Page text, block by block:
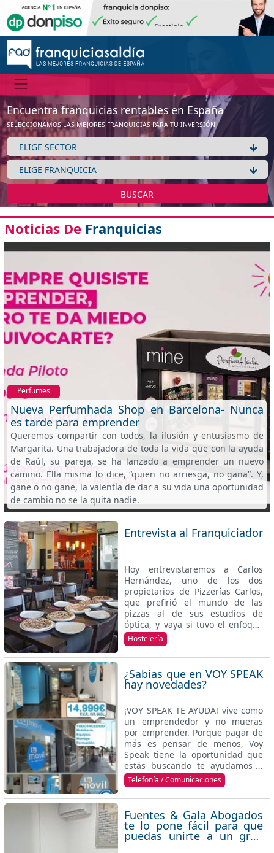
Encuentra franquicias rentables en España
SELECCIONAMOS LAS MEJORES FRANQUICIAS PARA TU INVERSIÓN
BUSCAR
Noticias De Franquicias
Perfumes
Nueva Perfumhada Shop en Barcelona- Nunca
es tarde para emprender
Queremos compartir con todos, la ilusión y entusiasmo de
Margarita. Una trabajadora de toda la vida que con la ayuda
de Raúl, su pareja, se ha lanzado a emprender un nuevo
camino. Ella misma lo dice, “quien no arriesga, no gana”. Y,
gane o no gane, la valentía de dar a su vida una oportunidad
de cambio no se la quita nadie.
Entrevista al Franquiciador
Hoy entrevistaremos a Carlos
Hernández, uno de los dos
propietarios de Pizzerías Carlos,
que prefirió el mundo de las
pizzas al de sus estudios de
óptica, y vaya si tuvo el enfoque
correcto.
Hostelería
¿Sabías que en VOY SPEAK
hay novedades?
¡VOY SPEAK TE AYUDA! vive como
un emprendedor y no mueras
por emprender. Porque pagar de
más es pensar de menos, Voy
Speak tiene la oportunidad que
estás buscando te ayudamos a
montar la tienda sin entrada o
sea a 0€ sin necesidad de
meterte en una inversión alta.
Además, te ayudamos a montar
la tienda dándote el 100% de la
inversión para que la pagues en
cómodas cuotas. Con todas estas
Telefonía / Comunicaciones
Fuentes & Gala Abogados
te lo pone fácil para que
puedas unirte a un gran
grupo empresarial